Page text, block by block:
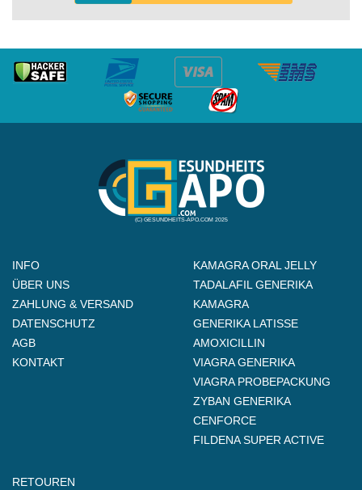
(C) GESUNDHEITS-APO.COM 2025
INFO
ÜBER UNS
ZAHLUNG & VERSAND
DATENSCHUTZ
AGB
KONTAKT
KAMAGRA ORAL JELLY
TADALAFIL GENERIKA
KAMAGRA
GENERIKA LATISSE
AMOXICILLIN
VIAGRA GENERIKA
VIAGRA PROBEPACKUNG
ZYBAN GENERIKA
CENFORCE
FILDENA SUPER ACTIVE
RETOUREN